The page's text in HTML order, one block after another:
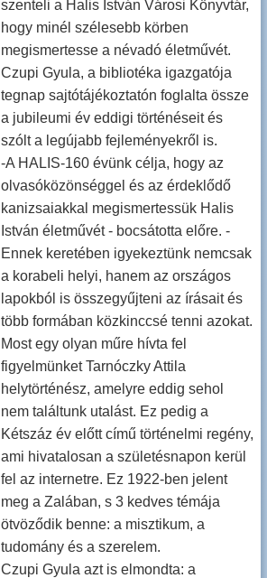
szenteli a Halis István Városi Könyvtár,
hogy minél szélesebb körben
megismertesse a névadó életművét.
Czupi Gyula, a bibliotéka igazgatója
tegnap sajtótájékoztatón foglalta össze
a jubileumi év eddigi történéseit és
szólt a legújabb fejleményekről is.
-A HALIS-160 évünk célja, hogy az
olvasóközönséggel és az érdeklődő
kanizsaiakkal megismertessük Halis
István életművét - bocsátotta előre. -
Ennek keretében igyekeztünk nemcsak
a korabeli helyi, hanem az országos
lapokból is összegyűjteni az írásait és
több formában közkinccsé tenni azokat.
Most egy olyan műre hívta fel
figyelmünket Tarnóczky Attila
helytörténész, amelyre eddig sehol
nem találtunk utalást. Ez pedig a
Kétszáz év előtt című történelmi regény,
ami hivatalosan a születésnapon kerül
fel az internetre. Ez 1922-ben jelent
meg a Zalában, s 3 kedves témája
ötvöződik benne: a misztikum, a
tudomány és a szerelem.
Czupi Gyula azt is elmondta: a